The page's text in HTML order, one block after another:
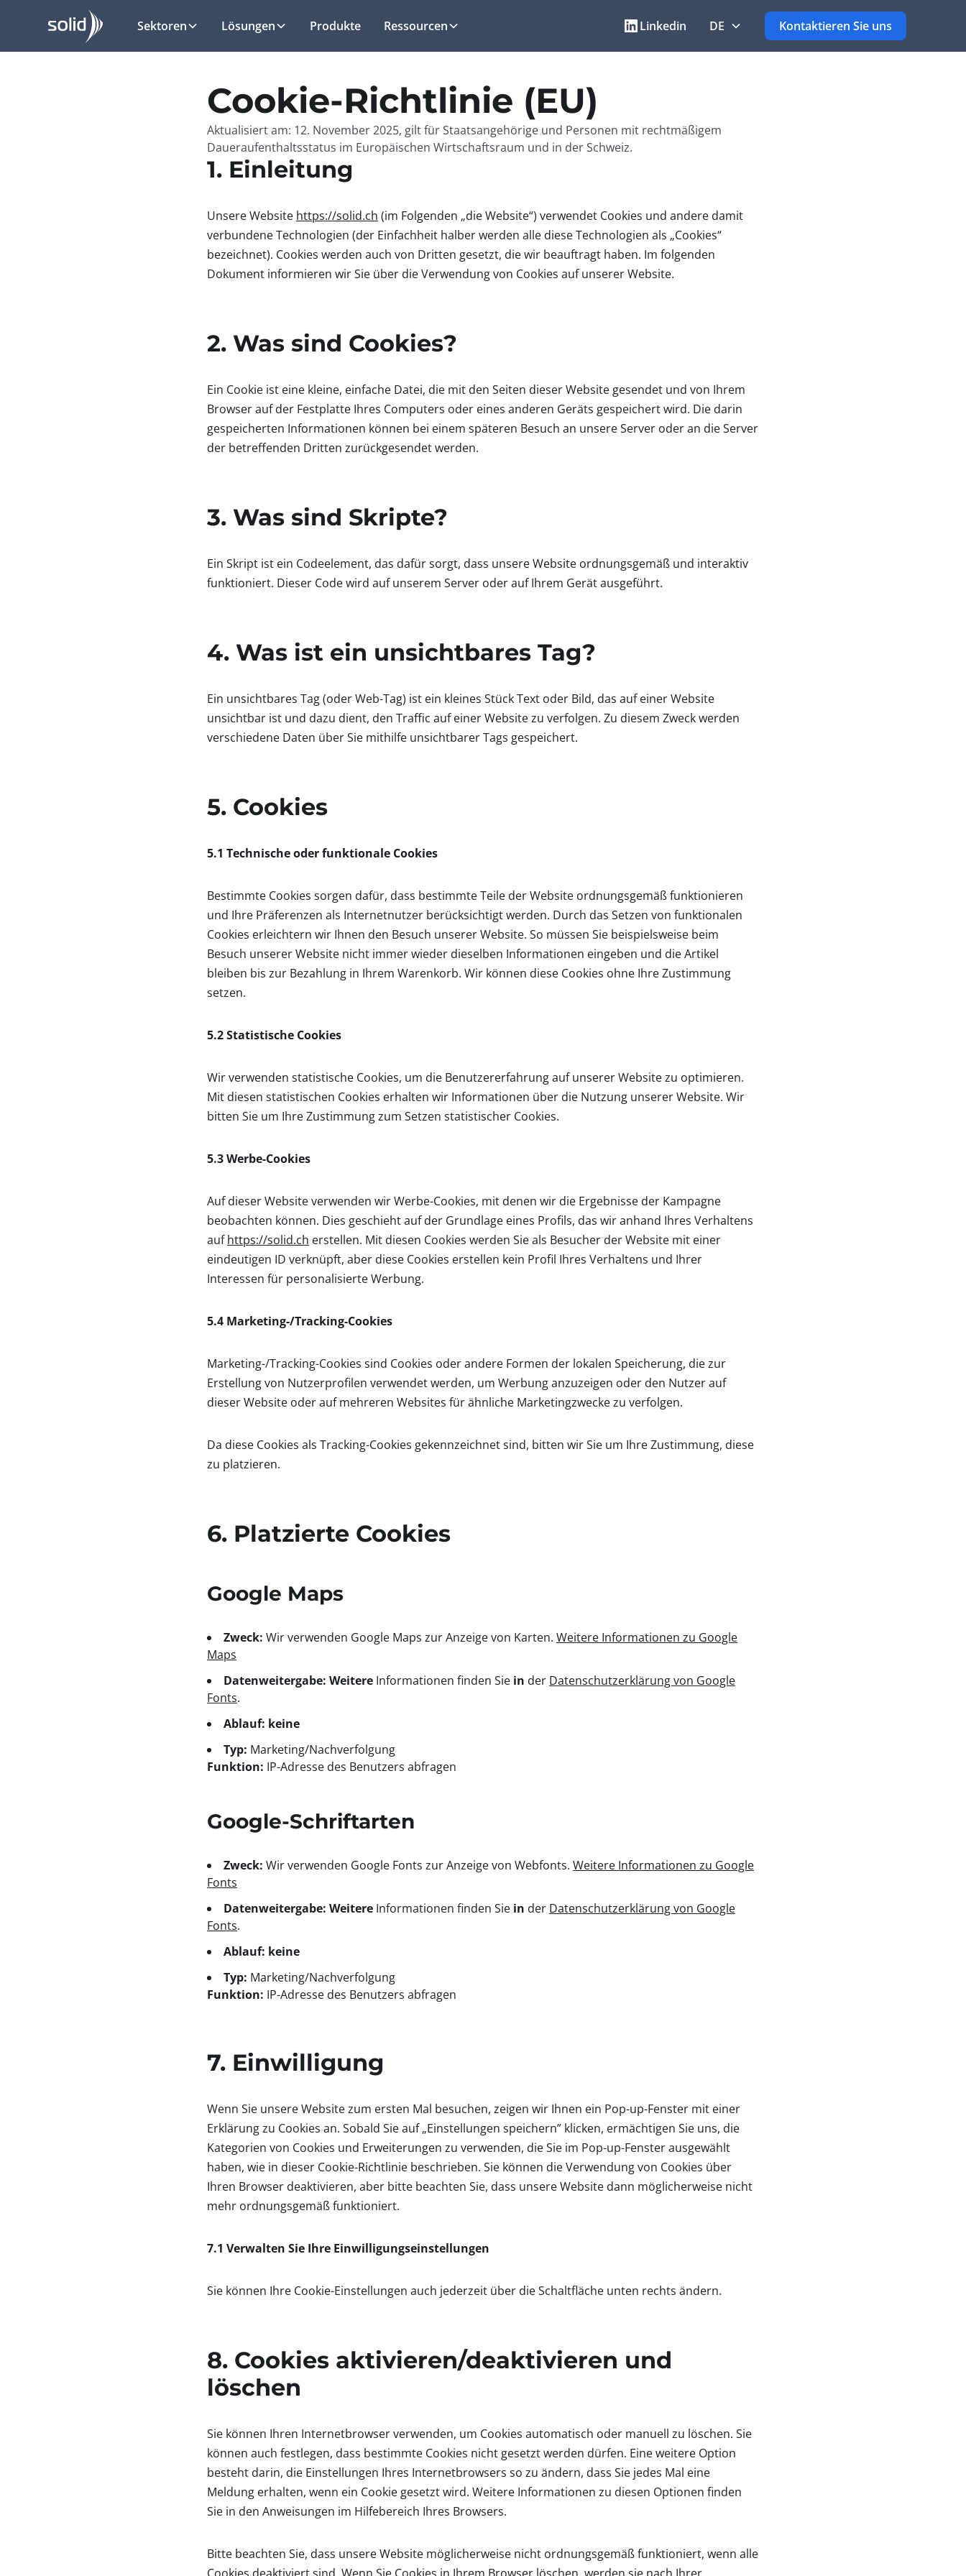
Sektoren Lösungen Produkte Ressourcen Linkedin DE Kontaktieren Sie uns
Cookie-Richtlinie (EU)
Aktualisiert am: 12. November 2025, gilt für Staatsangehörige und Personen mit rechtmäßigem
Daueraufenthaltsstatus im Europäischen Wirtschaftsraum und in der Schweiz.
1. Einleitung
Unsere Website https://solid.ch (im Folgenden „die Website“) verwendet Cookies und andere damit
verbundene Technologien (der Einfachheit halber werden alle diese Technologien als „Cookies“
bezeichnet). Cookies werden auch von Dritten gesetzt, die wir beauftragt haben. Im folgenden
Dokument informieren wir Sie über die Verwendung von Cookies auf unserer Website.
2. Was sind Cookies?
Ein Cookie ist eine kleine, einfache Datei, die mit den Seiten dieser Website gesendet und von Ihrem
Browser auf der Festplatte Ihres Computers oder eines anderen Geräts gespeichert wird. Die darin
gespeicherten Informationen können bei einem späteren Besuch an unsere Server oder an die Server
der betreffenden Dritten zurückgesendet werden.
3. Was sind Skripte?
Ein Skript ist ein Codeelement, das dafür sorgt, dass unsere Website ordnungsgemäß und interaktiv
funktioniert. Dieser Code wird auf unserem Server oder auf Ihrem Gerät ausgeführt.
4. Was ist ein unsichtbares Tag?
Ein unsichtbares Tag (oder Web-Tag) ist ein kleines Stück Text oder Bild, das auf einer Website
unsichtbar ist und dazu dient, den Traffic auf einer Website zu verfolgen. Zu diesem Zweck werden
verschiedene Daten über Sie mithilfe unsichtbarer Tags gespeichert.
5. Cookies
5.1 Technische oder funktionale Cookies
Bestimmte Cookies sorgen dafür, dass bestimmte Teile der Website ordnungsgemäß funktionieren
und Ihre Präferenzen als Internetnutzer berücksichtigt werden. Durch das Setzen von funktionalen
Cookies erleichtern wir Ihnen den Besuch unserer Website. So müssen Sie beispielsweise beim
Besuch unserer Website nicht immer wieder dieselben Informationen eingeben und die Artikel
bleiben bis zur Bezahlung in Ihrem Warenkorb. Wir können diese Cookies ohne Ihre Zustimmung
setzen.
5.2 Statistische Cookies
Wir verwenden statistische Cookies, um die Benutzererfahrung auf unserer Website zu optimieren.
Mit diesen statistischen Cookies erhalten wir Informationen über die Nutzung unserer Website. Wir
bitten Sie um Ihre Zustimmung zum Setzen statistischer Cookies.
5.3 Werbe-Cookies
Auf dieser Website verwenden wir Werbe-Cookies, mit denen wir die Ergebnisse der Kampagne
beobachten können. Dies geschieht auf der Grundlage eines Profils, das wir anhand Ihres Verhaltens
aufhttps://solid.ch erstellen. Mit diesen Cookies werden Sie als Besucher der Website mit einer
eindeutigen ID verknüpft, aber diese Cookies erstellen kein Profil Ihres Verhaltens und Ihrer
Interessen für personalisierte Werbung.
5.4 Marketing-/Tracking-Cookies
Marketing-/Tracking-Cookies sind Cookies oder andere Formen der lokalen Speicherung, die zur
Erstellung von Nutzerprofilen verwendet werden, um Werbung anzuzeigen oder den Nutzer auf
dieser Website oder auf mehreren Websites für ähnliche Marketingzwecke zu verfolgen.
Da diese Cookies als Tracking-Cookies gekennzeichnet sind, bitten wir Sie um Ihre Zustimmung, diese
zu platzieren.
6. Platzierte Cookies
Google Maps
Zweck: Wir verwenden Google Maps zur Anzeige von Karten. Weitere Informationen zu Google
Maps
Datenweitergabe: Weitere Informationen finden Sie in der Datenschutzerklärung von Google
Fonts.
Ablauf: keine
Typ: Marketing/Nachverfolgung
Funktion: IP-Adresse des Benutzers abfragen
Google-Schriftarten
Zweck: Wir verwenden Google Fonts zur Anzeige von Webfonts. Weitere Informationen zu Google
Fonts
Datenweitergabe: Weitere Informationen finden Sie in der Datenschutzerklärung von Google
Fonts.
Ablauf: keine
Typ: Marketing/Nachverfolgung
Funktion: IP-Adresse des Benutzers abfragen
7. Einwilligung
Wenn Sie unsere Website zum ersten Mal besuchen, zeigen wir Ihnen ein Pop-up-Fenster mit einer
Erklärung zu Cookies an. Sobald Sie auf „Einstellungen speichern” klicken, ermächtigen Sie uns, die
Kategorien von Cookies und Erweiterungen zu verwenden, die Sie im Pop-up-Fenster ausgewählt
haben, wie in dieser Cookie-Richtlinie beschrieben. Sie können die Verwendung von Cookies über
Ihren Browser deaktivieren, aber bitte beachten Sie, dass unsere Website dann möglicherweise nicht
mehr ordnungsgemäß funktioniert.
7.1 Verwalten Sie Ihre Einwilligungseinstellungen
Sie können Ihre Cookie-Einstellungen auch jederzeit über die Schaltfläche unten rechts ändern.
8. Cookies aktivieren/deaktivieren und
löschen
Sie können Ihren Internetbrowser verwenden, um Cookies automatisch oder manuell zu löschen. Sie
können auch festlegen, dass bestimmte Cookies nicht gesetzt werden dürfen. Eine weitere Option
besteht darin, die Einstellungen Ihres Internetbrowsers so zu ändern, dass Sie jedes Mal eine
Meldung erhalten, wenn ein Cookie gesetzt wird. Weitere Informationen zu diesen Optionen finden
Sie in den Anweisungen im Hilfebereich Ihres Browsers.
Bitte beachten Sie, dass unsere Website möglicherweise nicht ordnungsgemäß funktioniert, wenn alle